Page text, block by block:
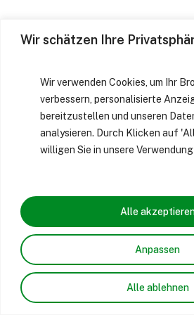
Wir schätzen Ihre
Wir verwenden Cookies, um Ihr
verbessern, personalisierte
bereitzustellen und unseren
analysieren. Durch Klicken auf
willigen Sie in unsere
Anpassen
Alle ablehnen
Alle